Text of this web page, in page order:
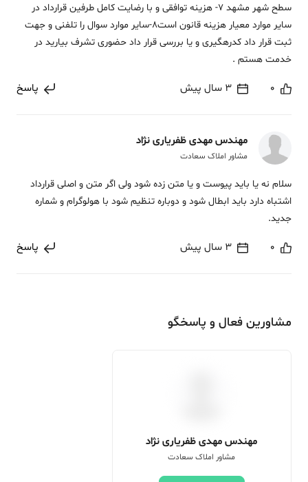
سطح شهر مشهد 7- هزینه توافقی و با رضایت کامل طرفین قرارداد در
سایر موارد معیار هزینه قانون است8-سایر موارد سوال را تلفنی و جهت
ثبت قرار داد کدرهگیری و یا بررسی قرار داد حضوری تشرف بیارید در
خدمت هستم .
0 3 سال پیش پاسخ
مهندس مهدی ظفریاری نژاد
مشاور املاک سعادت
سلام نه یا باید پیوست و یا متن زده شود ولی اگر متن و اصلی قرارداد
اشتباه دارد باید ابطال شود و دوباره تنظیم شود با هولوگرام و شماره
جدید.
0 3 سال پیش پاسخ
مشاورین فعال و پاسخگو
مهندس مهدی ظفریاری نژاد
مشاور املاک سعادت